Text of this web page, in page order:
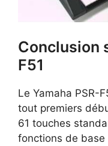
Conclusion
F51
Le Yamaha PSR-
tout premiers
61 touches
fonctions de base